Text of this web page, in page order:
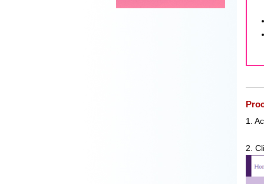
1.
2.